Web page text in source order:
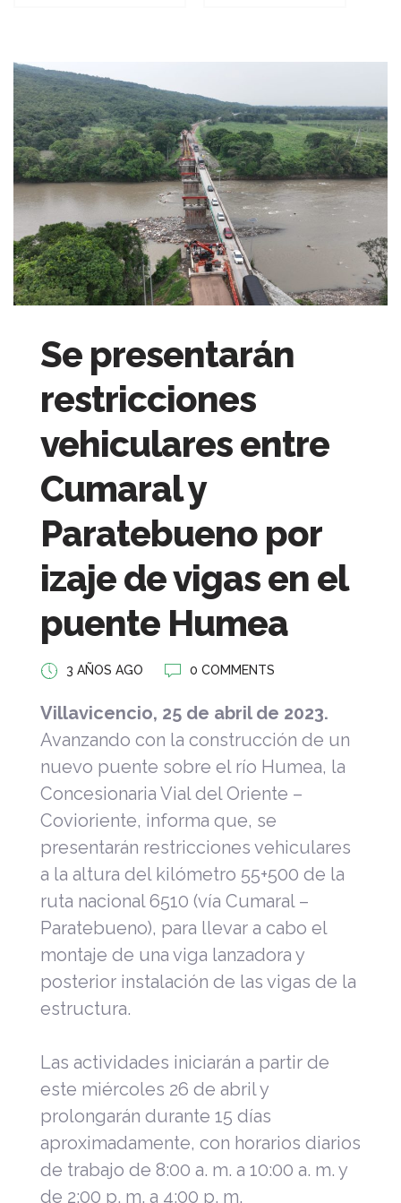
Se presentarán
restricciones
vehiculares entre
Cumaral y
Paratebueno por
izaje de vigas en el
puente Humea
3 AÑOS AGO 0 COMMENTS
Villavicencio, 25 de abril de 2023.
Avanzando con la construcción de un
nuevo puente sobre el río Humea, la
Concesionaria Vial del Oriente –
Covioriente, informa que, se
presentarán restricciones vehiculares
a la altura del kilómetro 55+500 de la
ruta nacional 6510 (vía Cumaral –
Paratebueno), para llevar a cabo el
montaje de una viga lanzadora y
posterior instalación de las vigas de la
estructura.
Las actividades iniciarán a partir de
este miércoles 26 de abril y
prolongarán durante 15 días
aproximadamente, con horarios diarios
de trabajo de 8:00 a. m. a 10:00 a. m. y
de 2:00 p. m. a 4:00 p. m.